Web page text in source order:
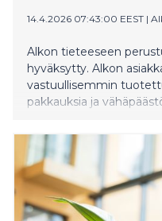
14.4.2026 07:43:00 EEST |
Alkon tieteeseen
hyväksytty. Alkon
vastuullisemmin
pakkauksia ja